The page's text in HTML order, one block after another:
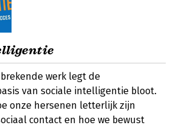
werk legt de
van sociale intelligentie bloot.
onze hersenen letterlijk zijn
contact en hoe we bewust